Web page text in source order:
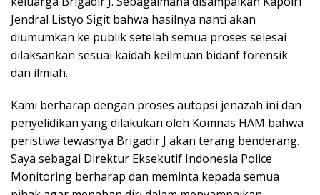
Jendral Listyo Sigit bahwa hasilnya nanti akan
diumumkan ke publik setelah semua proses selesai
dilaksankan sesuai kaidah keilmuan bidanf forensik
dan ilmiah.
Kami berharap dengan proses autopsi jenazah ini dan
penyelidikan yang dilakukan oleh Komnas HAM bahwa
peristiwa tewasnya Brigadir J akan terang benderang.
Saya sebagai Direktur Eksekutif Indonesia Police
Monitoring berharap dan meminta kepada semua